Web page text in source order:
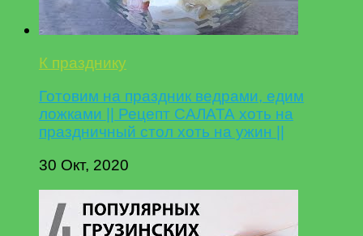
К празднику
Готовим на праздник ведрами, едим
ложками || Рецепт САЛАТА хоть на
праздничный стол хоть на ужин ||
30 Окт, 2020